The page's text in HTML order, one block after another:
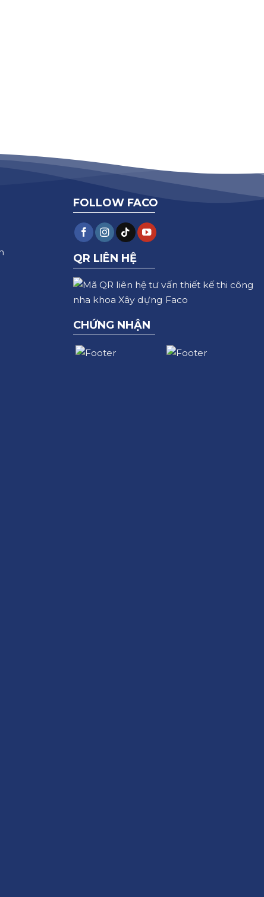
FOLLOW FACO
QR LIÊN HỆ
CHỨNG NHẬN